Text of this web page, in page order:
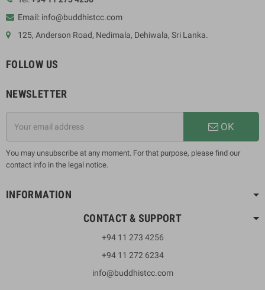
Email: info@buddhistcc.com
125, Anderson Road, Nedimala, Dehiwala, Sri Lanka.
FOLLOW US
NEWSLETTER
OK
You may unsubscribe at any moment. For that purpose, please find our
contact info in the legal notice.
INFORMATION
CONTACT & SUPPORT
+94 11 273 4256
+94 11 272 6234
info@buddhistcc.com